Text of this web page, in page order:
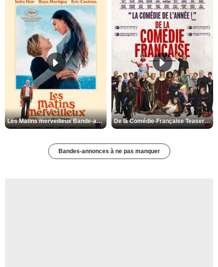
Les Matins merveilleux Bande-annonce VF De la Comédie-Française Teaser VF
Bandes-annonces à ne pas manquer